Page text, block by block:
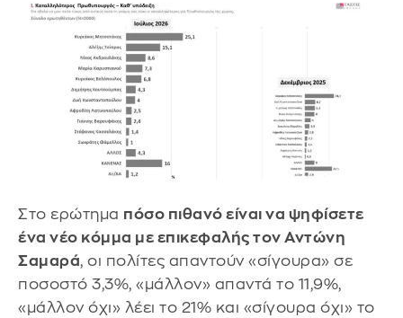
Στο ερώτημα πόσο πιθανό είναι να ψηφίσετε
ένα νέο κόμμα με επικεφαλής τον Αντώνη
Σαμαρά, οι πολίτες απαντούν «σίγουρα» σε
ποσοστό 3,3%, «μάλλον» απαντά το 11,9%,
«μάλλον όχι» λέει το 21% και «σίγουρα όχι» το